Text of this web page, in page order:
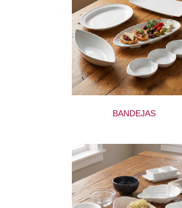
BANDEJAS